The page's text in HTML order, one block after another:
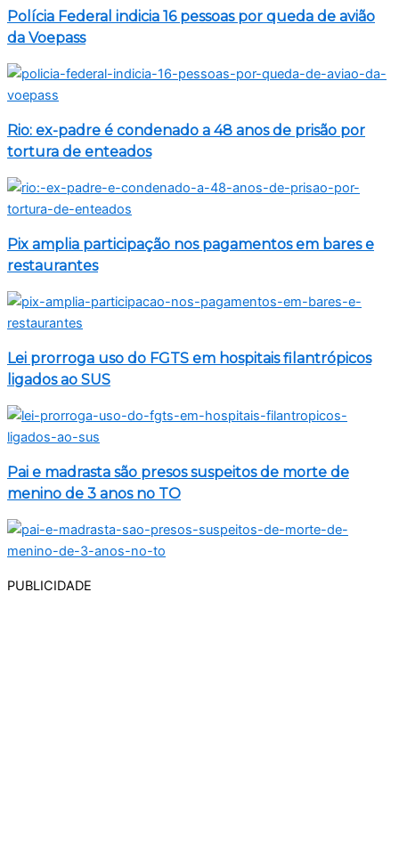
Polícia Federal indicia 16 pessoas por queda de avião
da Voepass
Rio: ex-padre é condenado a 48 anos de prisão por
tortura de enteados
Pix amplia participação nos pagamentos em bares e
restaurantes
Lei prorroga uso do FGTS em hospitais filantrópicos
ligados ao SUS
Pai e madrasta são presos suspeitos de morte de
menino de 3 anos no TO
PUBLICIDADE